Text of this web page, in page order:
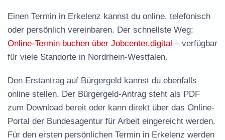
Einen Termin in Erkelenz kannst du online, telefonisch
oder persönlich vereinbaren. Der schnellste Weg:
Online-Termin buchen über Jobcenter.digital – verfügbar
für viele Standorte in Nordrhein-Westfalen.
Den Erstantrag auf Bürgergeld kannst du ebenfalls
online stellen. Der Bürgergeld-Antrag steht als PDF
zum Download bereit oder kann direkt über das Online-
Portal der Bundesagentur für Arbeit eingereicht werden.
Für den ersten persönlichen Termin in Erkelenz werden